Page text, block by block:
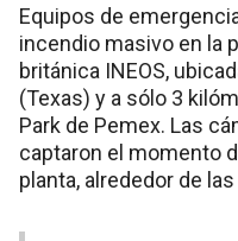
Equipos de
incendio masivo en la
británica INEOS,
(Texas) y a sólo 3
Park de Pemex. Las
captaron el momento
planta, alrededor de